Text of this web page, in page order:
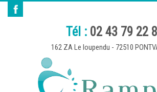
Tél : 02 43 79 22
162 ZA Le loupendu - 72510